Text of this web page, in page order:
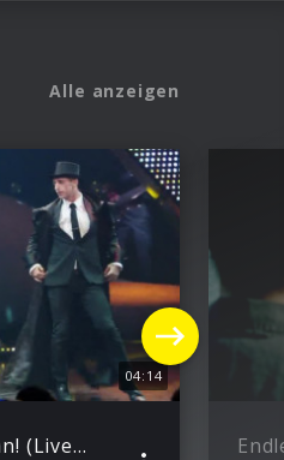
Alle anzeigen
04:14
Man! I Feel Like A Woman! (Live from Vegas)